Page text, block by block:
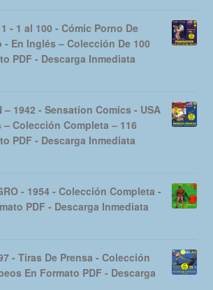
- 1 al 100 - Cómic Porno De
En Inglés – Colección De 100
PDF - Descarga Inmediata
– 1942 - Sensation Comics - USA
Colección Completa – 116
PDF - Descarga Inmediata
- 1954 - Colección Completa -
PDF - Descarga Inmediata
- Tiras De Prensa - Colección
En Formato PDF - Descarga